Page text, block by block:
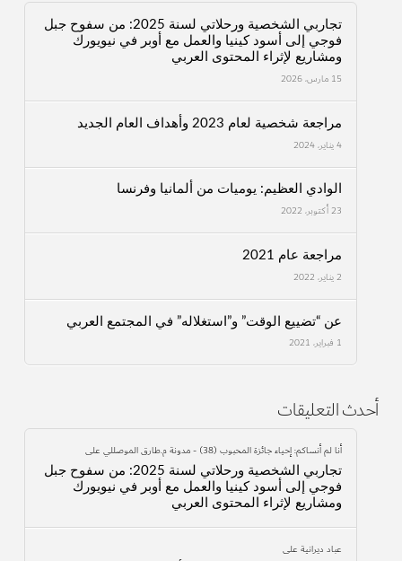
تجاربي الشخصية ورحلاتي لسنة 2025: من سفوح جبل
فوجي إلى أسود كينيا والعمل مع أوبر في نيويورك
ومشاريع لإثراء المحتوى العربي
15 مارس، 2026
مراجعة شخصية لعام 2023 وأهداف العام الجديد
4 يناير، 2024
الوادي العظيم: يوميات من ألمانيا وفرنسا
23 أكتوبر، 2022
مراجعة عام 2021
2 يناير، 2022
عن “تضييع الوقت” و”استغلاله” في المجتمع العربي
1 فبراير، 2021
أحدث التعليقات
أنا لم أنساكم: إحياء جائزة المحبوب (38) - مدونة م.طارق الموصللي على
تجاربي الشخصية ورحلاتي لسنة 2025: من سفوح جبل
فوجي إلى أسود كينيا والعمل مع أوبر في نيويورك
ومشاريع لإثراء المحتوى العربي
عباد ديرانيةعلى